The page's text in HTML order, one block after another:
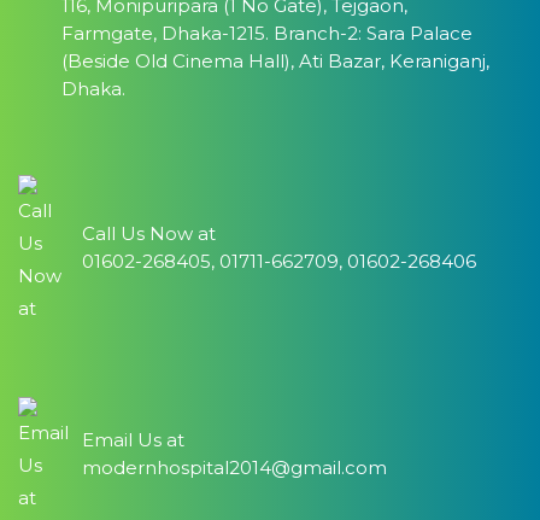
116, Monipuripara (1 No Gate), Tejgaon,
Farmgate, Dhaka-1215. Branch-2: Sara Palace
(Beside Old Cinema Hall), Ati Bazar, Keraniganj,
Dhaka.
Call Us Now at
01602-268405, 01711-662709, 01602-268406
Email Us at
modernhospital2014@gmail.com